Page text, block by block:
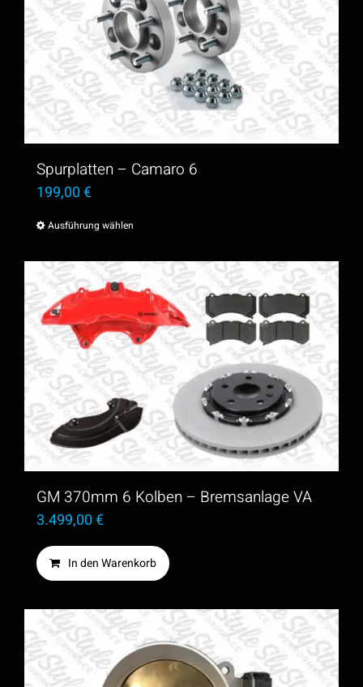
Spurplatten – Camaro 6
199,00€
Ausführung wählenDieses
Produkt
weist
mehrere
Varianten
auf.
Die
Optionen
können
der
gewählt
werden
GM 370mm 6 Kolben – Bremsanlage VA
3.499,00€
In den Warenkorb